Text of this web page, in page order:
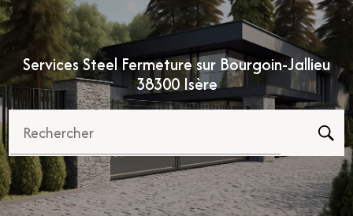
Services Steel Fermeture sur Bourgoin-Jallieu
38300 Isère
Rechercher